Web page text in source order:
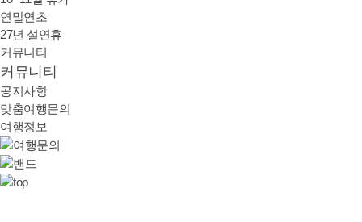
연말연초
27년 설연휴
커뮤니티
커뮤니티
공지사항
맞춤여행문의
여행정보